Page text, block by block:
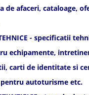
de afaceri, cataloage,
TEHNICE - specificatii
echipamente,
carti de identitate si
autoturisme etc.